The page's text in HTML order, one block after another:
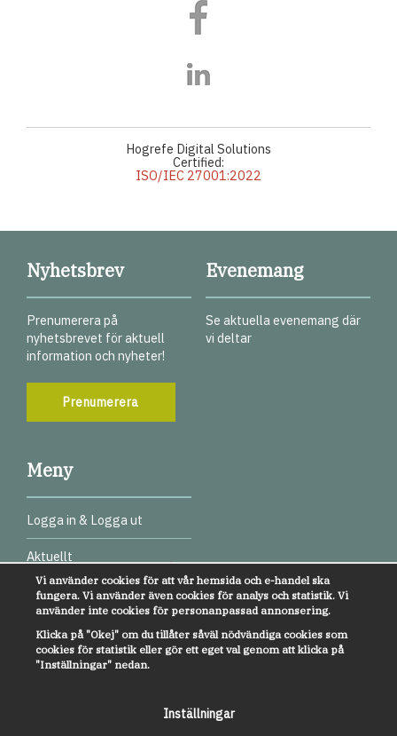
Hogrefe Digital Solutions
Certified:
ISO/IEC 27001:2022
Nyhetsbrev
Prenumerera på
nyhetsbrevet för aktuell
information och nyheter!
Prenumerera
Evenemang
Se aktuella evenemang där
vi deltar
Meny
Logga in & Logga ut
Aktuellt
Digitala test
Webbinarier
Övrigt
Vi använder cookies för att vår hemsida och e-handel ska
fungera. Vi använder även cookies för analys och statistik. Vi
använder inte cookies för personanpassad annonsering.
Klicka på "Okej" om du tillåter såväl nödvändiga cookies som
cookies för statistik eller gör ett eget val genom att klicka på
"Inställningar" nedan.
Inställningar